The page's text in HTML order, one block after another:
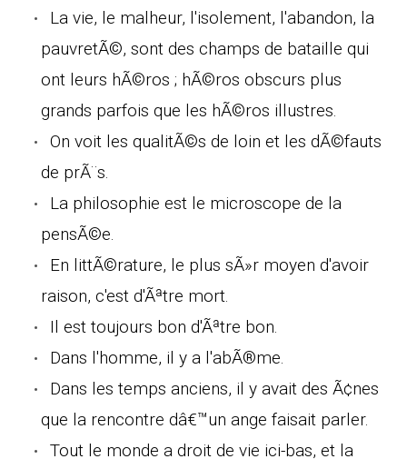
La vie, le malheur, l'isolement, l'abandon, la
pauvretÃ©, sont des champs de bataille qui
ont leurs hÃ©ros ; hÃ©ros obscurs plus
grands parfois que les hÃ©ros illustres.
On voit les qualitÃ©s de loin et les dÃ©fauts
de prÃ¨s.
La philosophie est le microscope de la
pensÃ©e.
En littÃ©rature, le plus sÃ»r moyen d'avoir
raison, c'est d'Ãªtre mort.
Il est toujours bon d'Ãªtre bon.
Dans l'homme, il y a l'abÃ®me.
Dans les temps anciens, il y avait des Ã¢nes
que la rencontre dâ€™un ange faisait parler.
Tout le monde a droit de vie ici-bas, et la